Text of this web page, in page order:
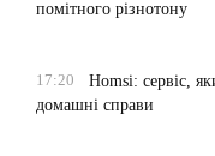
помітного різнотону
17:20
Homsi: сервіс,
домашні справи